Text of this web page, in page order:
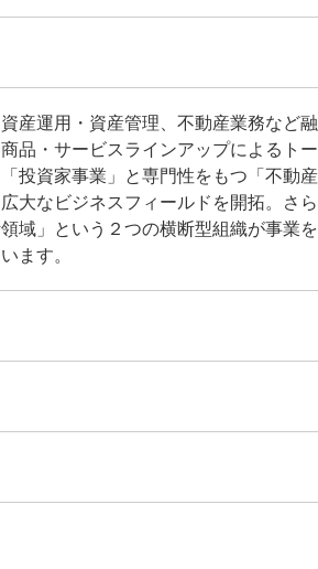
産運用・資産管理、不動産業務など融
品・サービスラインアップによるトー
投資家事業」と専門性をもつ「不動産
大なビジネスフィールドを開拓。さら
域」という２つの横断型組織が事業を
ます。